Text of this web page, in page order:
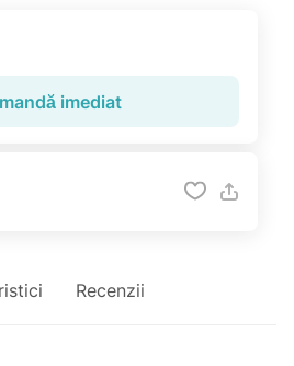
imediat
Recenzii